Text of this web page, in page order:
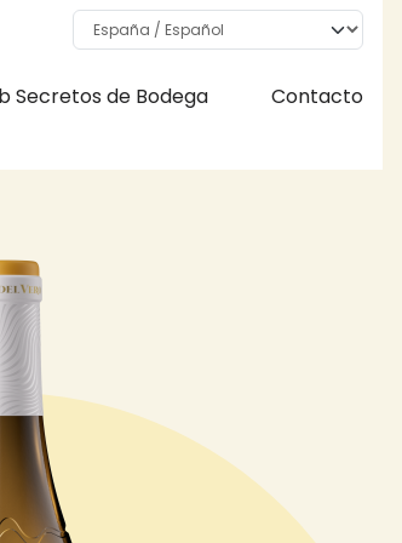
Secretos de Bodega Contacto
Select your language